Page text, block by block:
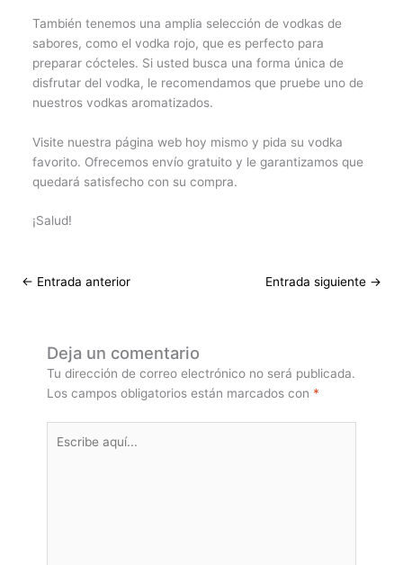
También tenemos una amplia selección de vodkas de
sabores, como el vodka rojo, que es perfecto para
preparar cócteles. Si usted busca una forma única de
disfrutar del vodka, le recomendamos que pruebe uno de
nuestros vodkas aromatizados.
Visite nuestra página web hoy mismo y pida su vodka
favorito. Ofrecemos envío gratuito y le garantizamos que
quedará satisfecho con su compra.
¡Salud!
← Entrada anterior Entrada siguiente →
Deja un comentario
Tu dirección de correo electrónico no será publicada.
Los campos obligatorios están marcados con *
aquí...